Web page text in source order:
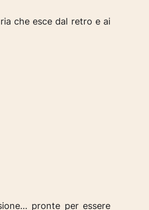
che esce dal retro e ai
pronte per essere